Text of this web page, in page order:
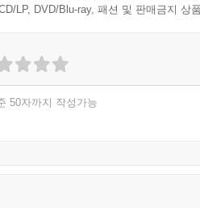
LP, DVD/Blu-ray, 패션 및 판매금지 상
50자까지 작성가능